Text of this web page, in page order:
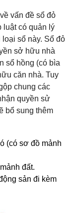
vấn đề sổ đỏ
luật có quản lý
sổ này. Sổ đỏ
sở hữu nhà
sổ hồng (có bìa
căn nhà. Tuy
chung các
quyền sử
bổ sung thêm
(có sơ đồ mảnh
đất.
sản đi kèm